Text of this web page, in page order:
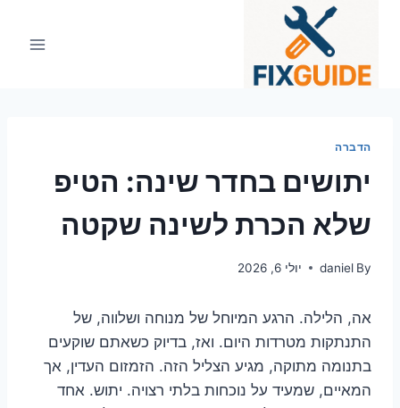
הדברה
יתושים בחדר שינה: הטיפ
שלא הכרת לשינה שקטה
By
daniel יולי 6, 2026
אה, הלילה. הרגע המיוחל של מנוחה ושלווה, של
התנתקות מטרדות היום. ואז, בדיוק כשאתם שוקעים
בתנומה מתוקה, מגיע הצליל הזה. הזמזום העדין, אך
המאיים, שמעיד על נוכחות בלתי רצויה. יתוש. אחד